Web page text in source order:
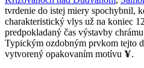
tvrdenie do istej miery spochybnil,
charakteristický vlys už na koniec
predpokladaný čas výstavby
Typickým ozdobným prvkom tejto
vytvorený opakovaním motívu Ұ.